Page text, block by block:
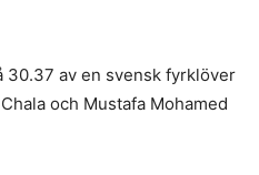
30.37 av en svensk fyrklöver
och Mustafa Mohamed